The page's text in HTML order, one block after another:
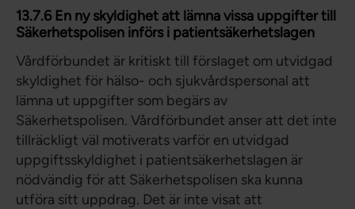
13.7.6 En ny skyldighet att lämna vissa uppgifter till
Säkerhetspolisen införs i patientsäkerhetslagen
Vårdförbundet är kritiskt till förslaget om utvidgad
skyldighet för hälso- och sjukvårdspersonal att
lämna ut uppgifter som begärs av
Säkerhetspolisen. Vårdförbundet anser att det inte
tillräckligt väl motiverats varför en utvidgad
uppgiftsskyldighet i patientsäkerhetslagen är
nödvändig för att Säkerhetspolisen ska kunna
utföra sitt uppdrag. Det är inte visat att